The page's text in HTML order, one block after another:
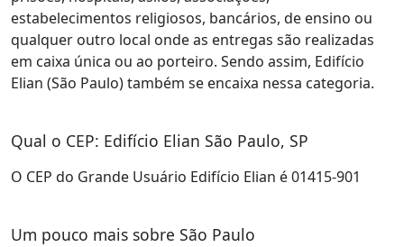
estabelecimentos religiosos, bancários, de ensino ou
qualquer outro local onde as entregas são realizadas
em caixa única ou ao porteiro. Sendo assim, Edifício
Elian (São Paulo) também se encaixa nessa categoria.
Qual o CEP: Edifício Elian São Paulo, SP
O CEP do Grande Usuário Edifício Elian é 01415-901
Um pouco mais sobre São Paulo